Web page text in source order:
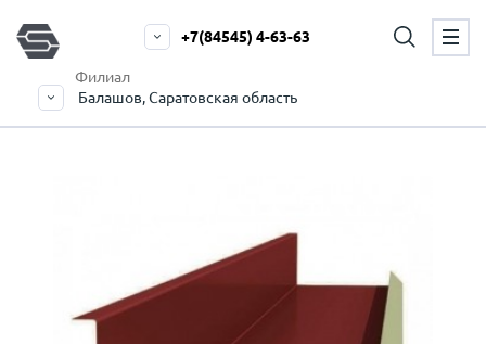
Филиал
Балашов, Саратовская область
+7(84545) 4-63-63